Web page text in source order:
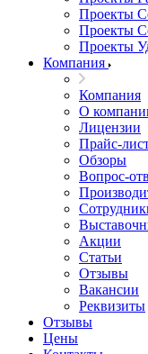
Проекты
Проекты
Проекты
Компания
Компания
О
Лицензии
Прайс-
Обзоры
Вопрос-
Акции
Статьи
Отзывы
Вакансии
Реквизиты
Отзывы
Цены